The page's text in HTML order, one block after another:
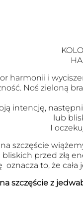
harmonii i
Noś zieloną
intencję,
lub
I
szczęście
przed złą
oznacza to, że cała
szczęście z